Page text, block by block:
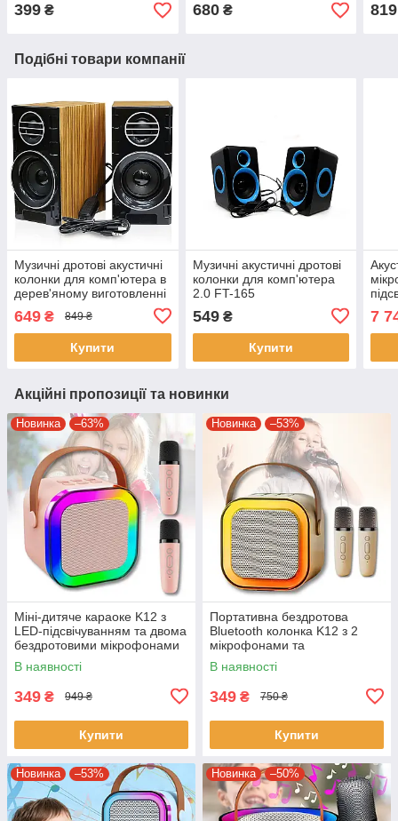
399 ₴ 680₴ 819
Подібні товари компанії
Музичні дротові акустичні
колонки для комп'ютера в
дерев'яному виготовленні
649 ₴ 849 ₴
Купити
Музичні акустичні дротові
колонки для комп'ютера
2.0 FT-165
549₴
Купити
7
Акційні пропозиції та новинки
Новинка –63%
Міні-дитяче караоке K12 з
LED-підсвічуванням та двома
бездротовими мікрофонами
В наявності
349 ₴ 949 ₴
Купити
Новинка –53%
Портативна бездротова
Bluetooth колонка K12 з 2
мікрофонами та
підсвічуванням
В наявності
349 ₴ 750 ₴
Купити
Новинка –53% Новинка –50%